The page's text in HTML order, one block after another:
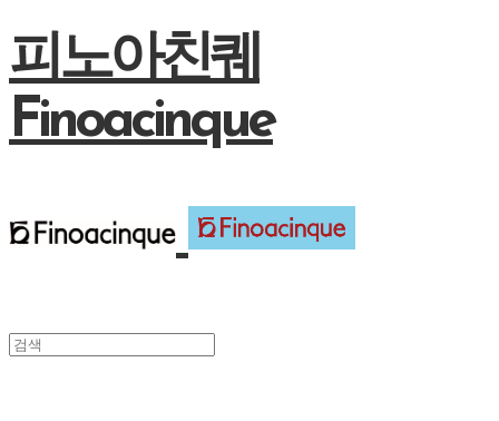
피노아친퀘
Finoacinque